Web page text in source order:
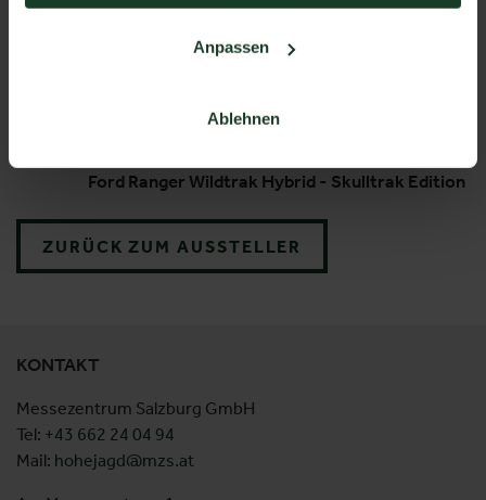
Anpassen
Ablehnen
Ford Ranger Wildtrak Hybrid - Skulltrak Edition
ZURÜCK ZUM AUSSTELLER
KONTAKT
Messezentrum Salzburg GmbH
Tel: +43 662 24 04 94
Mail: hohejagd@mzs.at